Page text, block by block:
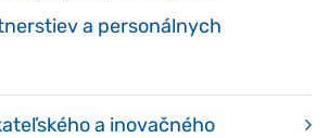
a personálnych
a inovačného